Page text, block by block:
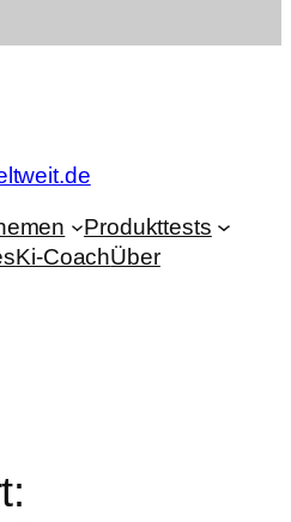
Produkttests
Ki-CoachÜber